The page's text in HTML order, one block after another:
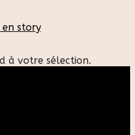
en story
à votre sélection.